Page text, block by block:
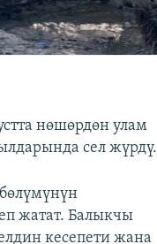
нөшөрдөн улам
сел жүрдү.
жатат. Балыкчы
кесепети жана